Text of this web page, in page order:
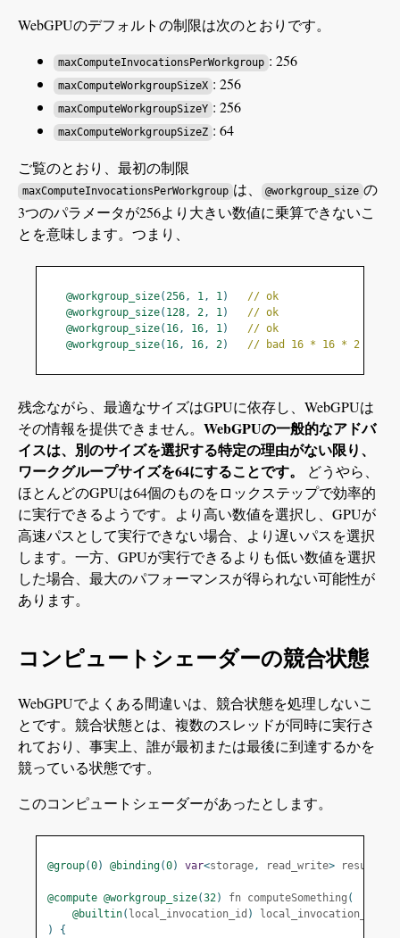
WebGPUのデフォルトの制限は次のとおりです。
maxComputeInvocationsPerWorkgroup : 256
maxComputeWorkgroupSizeX : 256
maxComputeWorkgroupSizeY : 256
maxComputeWorkgroupSizeZ : 64
ご覧のとおり、最初の制限
maxComputeInvocationsPerWorkgroup は、 @workgroup_size の
3つのパラメータが256より大きい数値に乗算できないこ
とを意味します。つまり、
@workgroup_size(256, 1, 1)
// ok
@workgroup_size( 128, 2, 1)
// ok
@workgroup_size( 16, 16, 1)
// ok
@workgroup_size( 16, 16, 2) // bad 16 * 16 * 2 = 512
残念ながら、最適なサイズはGPUに依存し、WebGPUは
その情報を提供できません。 WebGPUの一般的なアドバ
イスは、別のサイズを選択する特定の理由がない限り、
ワークグループサイズを64にすることです。
どうやら、
ほとんどのGPUは64個のものをロックステップで効率的
に実行できるようです。より高い数値を選択し、GPUが
高速パスとして実行できない場合、より遅いパスを選択
します。一方、GPUが実行できるよりも低い数値を選択
した場合、最大のパフォーマンスが得られない可能性が
あります。
コンピュートシェーダーの競合状態
WebGPUでよくある間違いは、競合状態を処理しないこ
とです。競合状態とは、複数のスレッドが同時に実行さ
れており、事実上、誰が最初または最後に到達するかを
競っている状態です。
このコンピュートシェーダーがあったとします。
@group(0) @binding(0) var<storage, read_write> result
@compute @workgroup_size(32) fn computeSomething (
@builtin( local_invocation_id ) local_invocation_id
)
{